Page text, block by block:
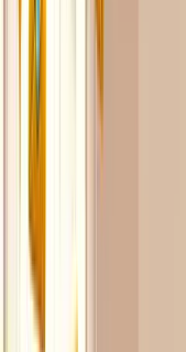
bekijkt elke
is je eerste
wordt gelezen of